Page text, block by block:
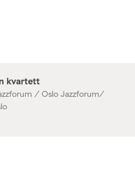
kvartett
/ Oslo Jazzforum/